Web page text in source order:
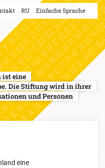
RU Einfache Sprache
ist eine
Die Stiftung wird in ihrer
und Personen
eine